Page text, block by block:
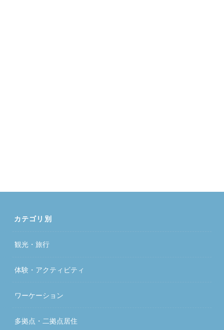
カテゴリ別
観光・旅行
体験・アクティビティ
ワーケーション
多拠点・二拠点居住